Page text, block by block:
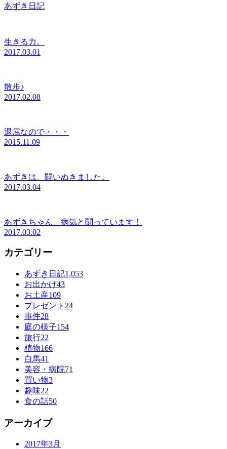
あずき日記
生きる力。
2017.03.01
散歩♪
2017.02.08
退屈なので・・・
2015.11.09
あずきは、闘いぬきました。
2017.03.04
あずきちゃん、病気と闘っています！
2017.03.02
カテゴリー
あずき日記1,053
お出かけ43
お土産109
プレゼント 24
事件28
庭の様子154
旅行22
植物166
白馬41
美容・病院71
買い物3
趣味22
食の話50
アーカイブ
2017年3月